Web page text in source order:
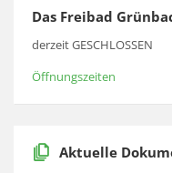
Das Freibad
derzeit GESCHLOSSEN
Öffnungszeiten
Aktuelle